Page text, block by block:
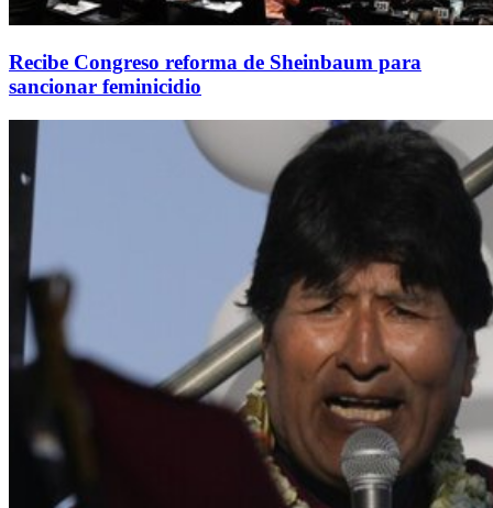
Recibe Congreso reforma de Sheinbaum para
sancionar feminicidio